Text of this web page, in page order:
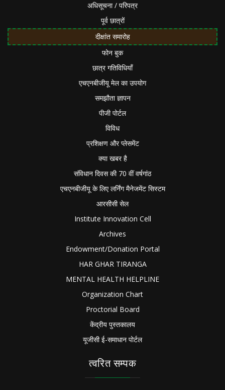
अधिसूचना / परिपत्र
पूर्व छात्रों
दीक्षांत समारोह
फोन बुक
छात्र गतिविधियाँ
एचएनबीजीयू मेल का उपयोग
समझौता ज्ञापन
पीजी पोर्टल
विविध
प्रशिक्षण और प्लेसमेंट
क्या खबर है
संविधान दिवस की 70 वीं वर्षगांठ
एचएनबीजीयू के लिए लर्निंग मैनेजमेंट सिस्टम
आरसीसी सेल
Institute Innovation Cell
Archives
Endowment/Donation Portal
HAR GHAR TIRANGA
MENTAL HEALTH HELPLINE
Organization Chart
Proctorial Board
केंद्रीय पुस्तकालय
यूजीसी ई-समाधान पोर्टल
त्वरित सम्पक